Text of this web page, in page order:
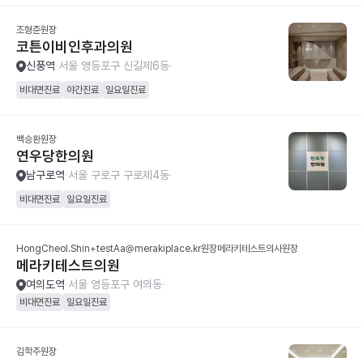
조형준원장
코튼이비인후과의원
신풍역 서울 영등포구 신길제6동
비대면진료 야간진료 일요일진료
백승환원장
연우당한의원
남구로역 서울 구로구 구로제4동
비대면진료 일요일진료
HongCheol.Shin+testAa@merakiplace.kr원장메라키테스트의사원장
메라키테스트의원
여의도역 서울 영등포구 여의동
비대면진료 일요일진료
김학주원장